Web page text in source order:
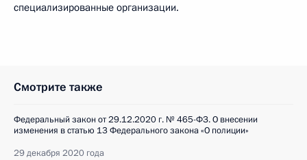
специализированные организации.
Смотрите также
Федеральный закон от 29.12.2020 г. № 465-ФЗ. О внесении
изменения в статью 13 Федерального закона «О полиции»
29 декабря 2020 года